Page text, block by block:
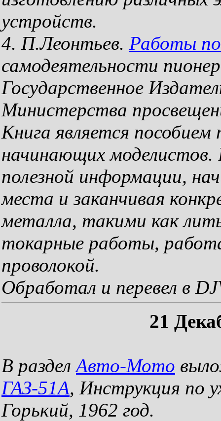
устройств.
4. П.Леонтьев. Работы
самодеятельности
Государственное
Министерства
Книга является
начинающих моделистов.
полезной информации,
места и заканчивая
металла, такими как
токарные работы,
проволокой.
Обработал и перевел в
21
В разделАвто-Мото
ГАЗ-51А, Инструкция по
Горький, 1962 год.